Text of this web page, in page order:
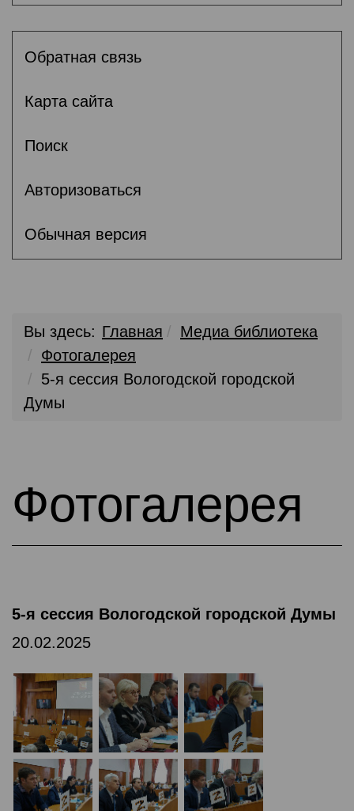
Обратная связь
Карта сайта
Поиск
Авторизоваться
Обычная версия
Вы здесь: Главная
Медиа библиотека
Фотогалерея
5-я сессия Вологодской городской
Думы
Фотогалерея
5-я сессия Вологодской городской Думы
20.02.2025